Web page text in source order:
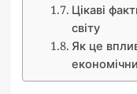
Цікаві
світу
Як це